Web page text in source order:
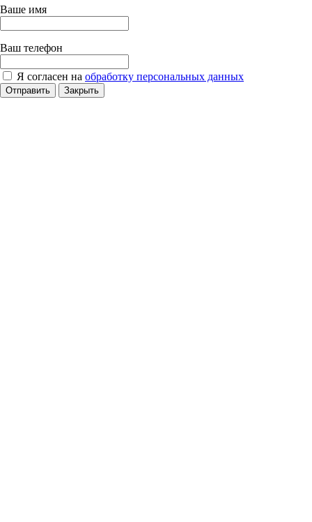
Ваше имя
Ваш телефон
Я согласен на обработку персональных данных
Отправить Закрыть